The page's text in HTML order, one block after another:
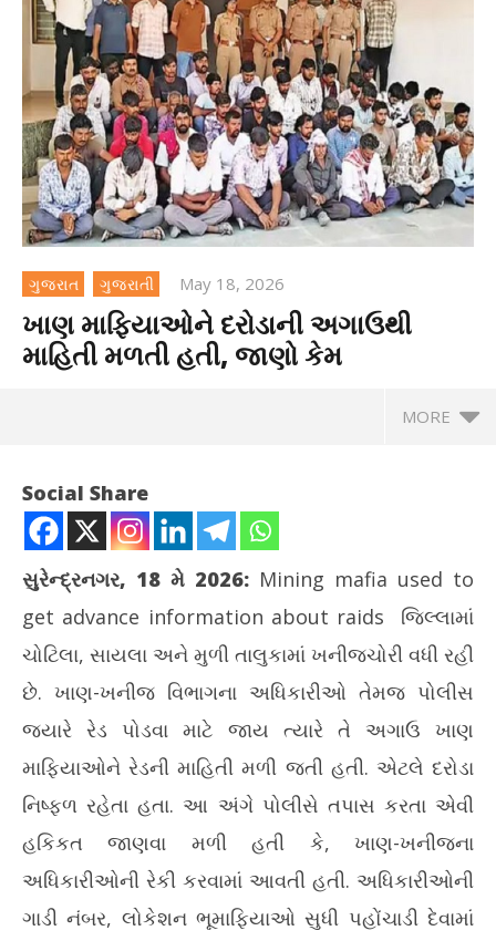
ગુજરાત ગુજરાતી May 18, 2026
ખાણ માફિયાઓને દરોડાની અગાઉથી
માહિતી મળતી હતી, જાણો કેમ
MORE
ખાણ માફિયાઓને દરોડાની અગાઉથી માહિતી મળતી હતી, જાણો કેમ
18,
2026
જુઓ
Social Share
સુરેન્દ્રનગર, 18 મે 2026: Mining mafia used to
get advance information about raids
જિલ્લામાં
ચોટિલા, સાયલા અને મુળી તાલુકામાં ખનીજચોરી વધી રહી
છે. ખાણ-ખનીજ વિભાગના અધિકારીઓ તેમજ પોલીસ
જ્યારે રેડ પોડવા માટે જાય ત્યારે તે અગાઉ ખાણ
માફિયાઓને રેડની માહિતી મળી જતી હતી. એટલે દરોડા
નિષ્ફળ રહેતા હતા. આ અંગે પોલીસે તપાસ કરતા એવી
હકિકત જાણવા મળી હતી કે, ખાણ-ખનીજના
અધિકારીઓની રેકી કરવામાં આવતી હતી. અધિકારીઓની
ગાડી નંબર, લોકેશન ભૂમાફિયાઓ સુધી પહોંચાડી દેવામાં